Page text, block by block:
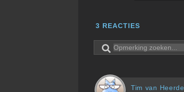
3 REACTIES
Tim van Heerde